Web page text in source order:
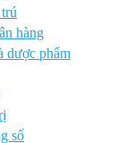
hàng
dược phẩm
số